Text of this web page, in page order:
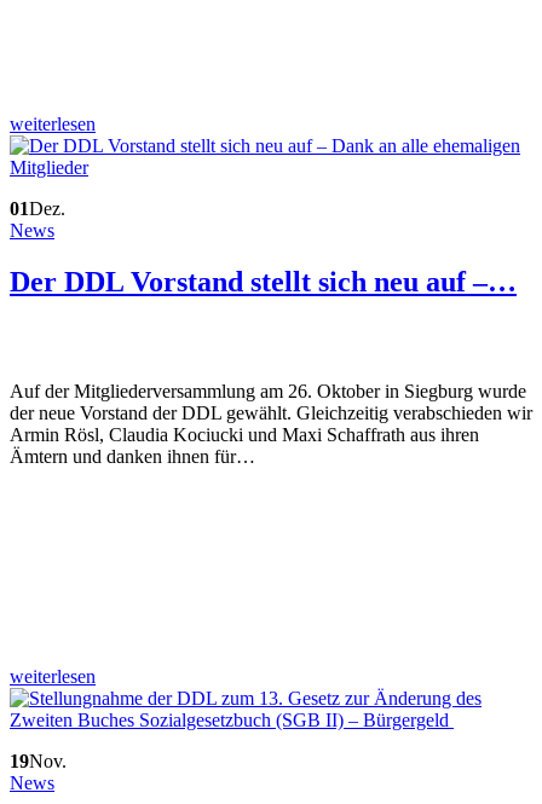
weiterlesen
01Dez.
News
Der DDL Vorstand stellt sich neu auf –…
Auf der Mitgliederversammlung am 26. Oktober in Siegburg wurde
der neue Vorstand der DDL gewählt. Gleichzeitig verabschieden wir
Armin Rösl, Claudia Kociucki und Maxi Schaffrath aus ihren
Ämtern und danken ihnen für…
weiterlesen
19Nov.
News